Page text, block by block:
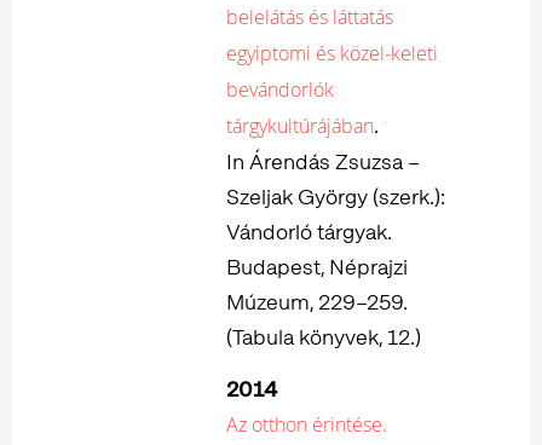
belelátás és láttatás
egyiptomi és közel-keleti
bevándorlók
tárgykultúrájában.
In Árendás Zsuzsa –
Szeljak György (szerk.):
Vándorló tárgyak.
Budapest, Néprajzi
Múzeum, 229–259.
(Tabula könyvek, 12.)
2014
Az otthon érintése.